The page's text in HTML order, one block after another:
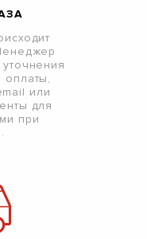
оплаты,
или
для
при